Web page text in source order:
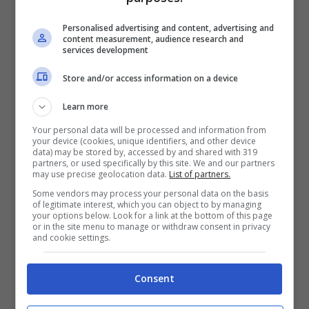
Leggi anche —->Greta Scarano, avete mai
visto il fidanzato?
Anche lui famoso
La decisione di Silvia e la
new entry Dante
IntantoSilvia, che ha vissuto un anno molto
Personalised advertising and content, advertising and
content measurement, audience research and
services development
Store and/or access information on a device
Learn more
Your personal data will be processed and information from
your device (cookies, unique identifiers, and other device
data) may be stored by, accessed by and shared with 319
partners, or used specifically by this site. We and our partners
may use precise geolocation data. List of partners.
Some vendors may process your personal data on the basis
of legitimate interest, which you can object to by managing
your options below. Look for a link at the bottom of this page
or in the site menu to manage or withdraw consent in privacy
and cookie settings.
Consent